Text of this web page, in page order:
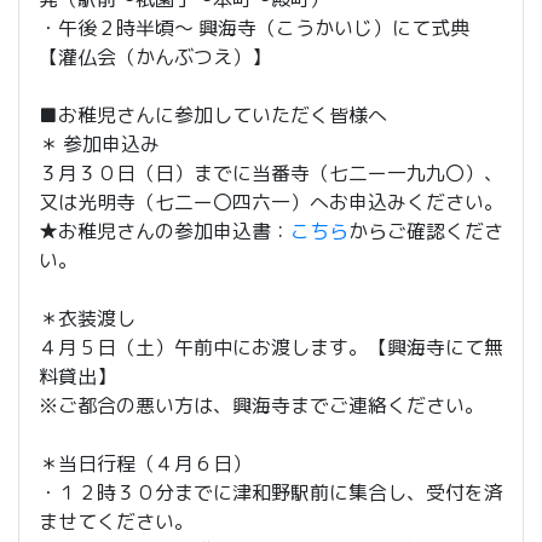
・午後２時半頃～ 興海寺（こうかいじ）にて式典
【灌仏会（かんぶつえ）】
■お稚児さんに参加していただく皆様へ
＊ 参加申込み
３月３０日（日）までに当番寺（七二ー一九九〇）、
又は光明寺（七二ー〇四六一）へお申込みください。
★お稚児さんの参加申込書： こちらからご確認くださ
い。
＊衣装渡し
４月５日（土）午前中にお渡します。【興海寺にて無
料貸出】
※ご都合の悪い方は、興海寺までご連絡ください。
＊当日行程（４月６日）
・１２時３０分までに津和野駅前に集合し、受付を済
ませてください。